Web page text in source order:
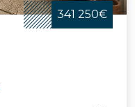
341 250€